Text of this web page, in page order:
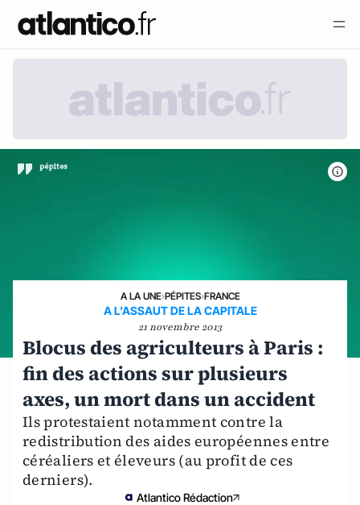
A LA UNE›PÉPITES›FRANCE
A L'ASSAUT DE LA CAPITALE
21 novembre 2013
Blocus des agriculteurs à Paris :
fin des actions sur plusieurs
axes, un mort dans un accident
Ils protestaient notamment contre la
redistribution des aides européennes entre
céréaliers et éleveurs (au profit de ces
derniers).
Atlantico Rédaction